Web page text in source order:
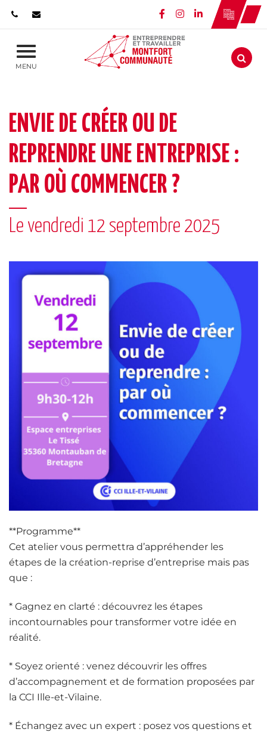
Lien vers le compte
Lien vers le
Lien vers le
MENU Aller
ENVIE DE CRÉER OU DE
REPRENDRE UNE ENTREPRISE :
PAR OÙ COMMENCER ?
Le vendredi 12 septembre 2025
**Programme**
Cet atelier vous permettra d’appréhender les
étapes de la création-reprise d’entreprise mais pas
que :
* Gagnez en clarté : découvrez les étapes
incontournables pour transformer votre idée en
réalité.
* Soyez orienté : venez découvrir les offres
d’accompagnement et de formation proposées par
la CCI Ille-et-Vilaine.
* Échangez avec un expert : posez vos questions et